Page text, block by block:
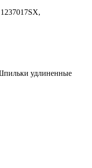
удлиненные